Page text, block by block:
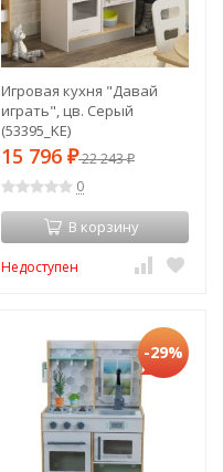
Игровая кухня "Давай
играть", цв. Серый
(53395_KE)
15 796 ₽22 243₽
0
В корзину
Недоступен
-29%